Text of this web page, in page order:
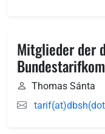
Mitglieder der
Thomas Sánta